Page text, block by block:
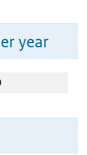
year